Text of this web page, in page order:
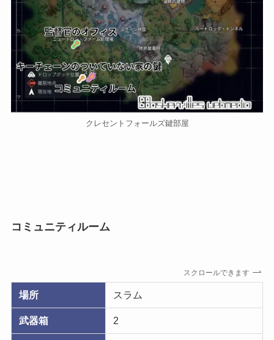
クレセントフォールズ鍵部屋
コミュニティルーム
スクロールできます
場所 スラム
武器箱 2